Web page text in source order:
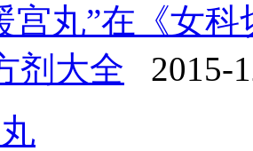
宫丸”在《女
剂大全
2015-